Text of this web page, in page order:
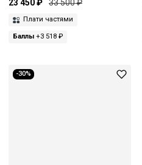
23 450 ₽ 33 500 ₽
Плати частями
Баллы +3 518 ₽
-30%